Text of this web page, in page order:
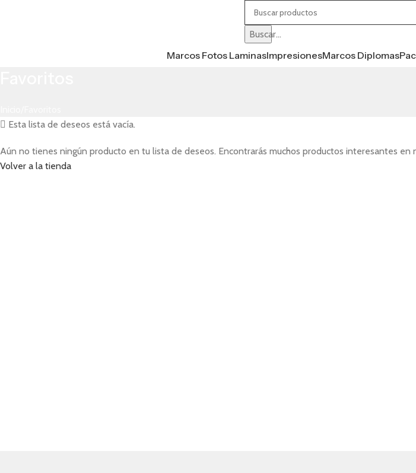
Buscar...
Marcos Fotos LaminasImpresionesMarcos Diplomas
Esta lista de deseos está vacía.
Aún no tienes ningún producto en tu lista de deseos. Encontrarás muchos productos interesantes en
Volver a la tienda